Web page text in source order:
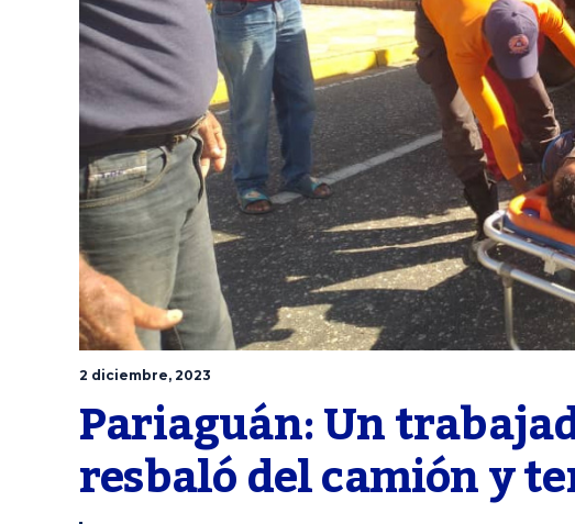
2 diciembre, 2023
Pariaguán: Un
resbaló del camión y